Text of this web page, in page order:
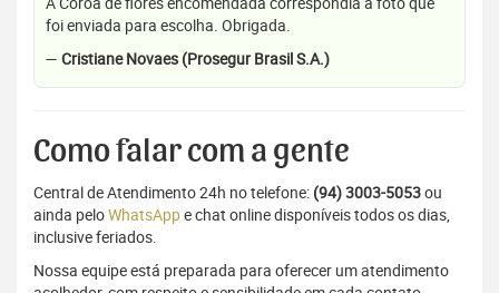
foi enviada para escolha. Obrigada.
— Cristiane Novaes (Prosegur Brasil S.A.)
Como falar com a gente
Central de Atendimento 24h no telefone: (94) 3003-5053ou
ainda peloWhatsAppe chat online disponíveis todos os dias,
inclusive feriados.
Nossa equipe está preparada para oferecer um atendimento